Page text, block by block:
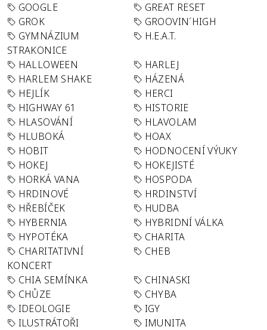
GOOGLE
GREAT RESET
GROK
GROOVIN´HIGH
GYMNÁZIUM
STRAKONICE
H.E.A.T.
HALLOWEEN
HARLEJ
HARLEM SHAKE
HÁZENÁ
HEJLÍK
HERCI
HIGHWAY 61
HISTORIE
HLASOVÁNÍ
HLAVOLAM
HLUBOKÁ
HOAX
HOBIT
HODNOCENÍ VÝUKY
HOKEJ
HOKEJISTÉ
HORKÁ VANA
HOSPODA
HRDINOVÉ
HRDINSTVÍ
HŘEBÍČEK
HUDBA
HYBERNIA
HYBRIDNÍ VÁLKA
HYPOTÉKA
CHARITA
CHARITATIVNÍ
KONCERT
CHEB
CHIA SEMÍNKA
CHINASKI
CHŮZE
CHYBA
IDEOLOGIE
IGY
ILUSTRÁTOŘI
IMUNITA